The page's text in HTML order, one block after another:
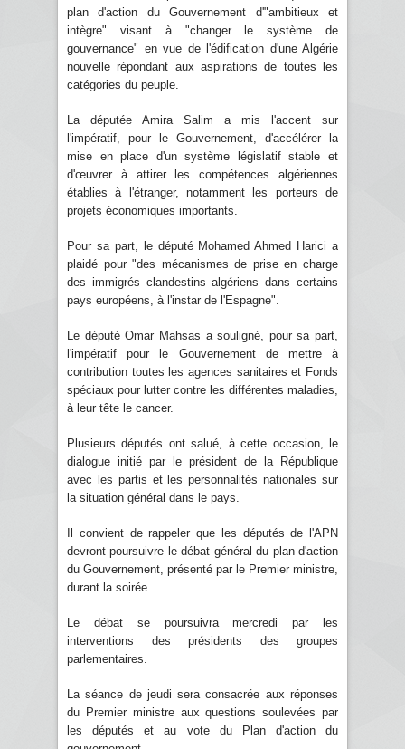
plan d'action du Gouvernement d'"ambitieux et
intègre" visant à "changer le système de
gouvernance" en vue de l'édification d'une Algérie
nouvelle répondant aux aspirations de toutes les
catégories du peuple.
La députée Amira Salim a mis l'accent sur
l'impératif, pour le Gouvernement, d'accélérer la
mise en place d'un système législatif stable et
d'œuvrer à attirer les compétences algériennes
établies à l'étranger, notamment les porteurs de
projets économiques importants.
Pour sa part, le député Mohamed Ahmed Harici a
plaidé pour "des mécanismes de prise en charge
des immigrés clandestins algériens dans certains
pays européens, à l'instar de l'Espagne".
Le député Omar Mahsas a souligné, pour sa part,
l'impératif pour le Gouvernement de mettre à
contribution toutes les agences sanitaires et Fonds
spéciaux pour lutter contre les différentes maladies,
à leur tête le cancer.
Plusieurs députés ont salué, à cette occasion, le
dialogue initié par le président de la République
avec les partis et les personnalités nationales sur
la situation général dans le pays.
Il convient de rappeler que les députés de l'APN
devront poursuivre le débat général du plan d'action
du Gouvernement, présenté par le Premier ministre,
durant la soirée.
Le débat se poursuivra mercredi par les
interventions des présidents des groupes
parlementaires.
La séance de jeudi sera consacrée aux réponses
du Premier ministre aux questions soulevées par
les députés et au vote du Plan d'action du